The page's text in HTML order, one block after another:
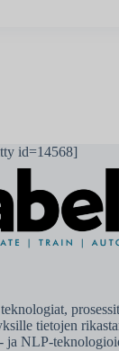
id=14568]
tietojen
ja NLP-